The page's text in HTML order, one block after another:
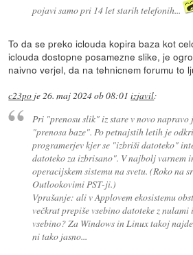
pojavi samo pri 14 let starih telefonih...
To da se preko iclouda kopira baza kot
iclouda dostopne posamezne slike, je
naivno verjel, da na tehnicnem forumu to
c23po je26. maj 2024 ob 08:01 izjavil:
Pri "prenosu slik" iz stare v novo
"prenosa baze". Po petnajstih letih je
programerjev kjer se "izbriši datoteko"
datoteko za izbrisano". V najbolj varnem
operacijskem sistemu na svetu. (Roko na
Outlookovimi PST-ji.)
Vprašanje: ali v Applovem ekosistemu
večkrat prepiše vsebino datoteke z
vsebino? Za Windows in Linux takoj
ni tako jasno...